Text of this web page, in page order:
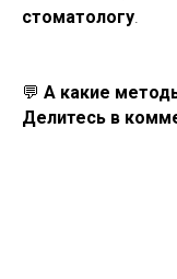
стоматологу
💬 А какие
Делитесь в